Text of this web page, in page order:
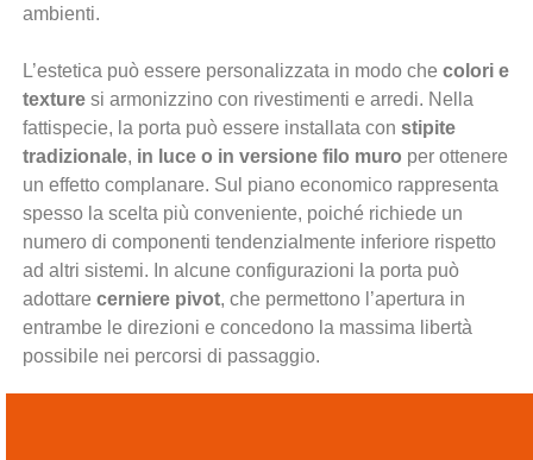
ambienti.
L’estetica può essere personalizzata in modo che colori e
texturesi armonizzino con rivestimenti e arredi. Nella
fattispecie, la porta può essere installata con stipite
tradizionale, in luce o in versione filo muro per ottenere
un effetto complanare. Sul piano economico rappresenta
spesso la scelta più conveniente, poiché richiede un
numero di componenti tendenzialmente inferiore rispetto
ad altri sistemi. In alcune configurazioni la porta può
adottare cerniere pivot, che permettono l’apertura in
entrambe le direzioni e concedono la massima libertà
possibile nei percorsi di passaggio.